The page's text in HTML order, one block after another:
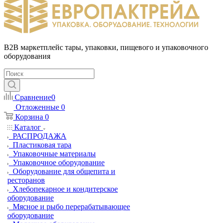
B2B маркетплейс тары, упаковки, пищевого и упаковочного
оборудования
Сравнение0
Отложенные 0
Корзина 0
Каталог
РАСПРОДАЖА
Пластиковая тара
Упаковочные материалы
Упаковочное оборудование
Оборудование для общепита и
ресторанов
Хлебопекарное и кондитерское
оборудование
Мясное и рыбо перерабатывающее
оборудование